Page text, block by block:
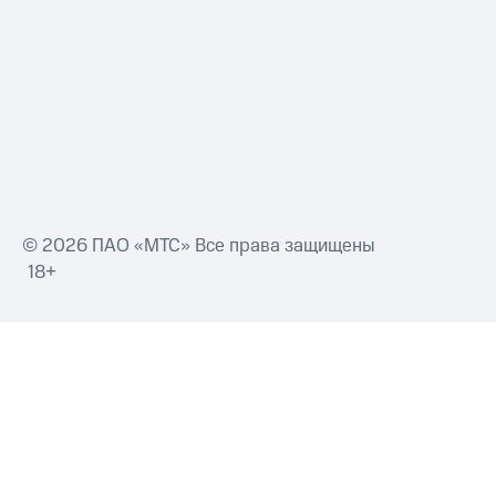
© 2026 ПАО «МТС» Все права защищены
18+